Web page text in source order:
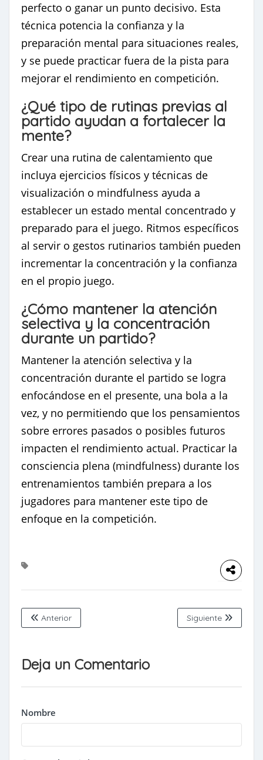
perfecto o ganar un punto decisivo. Esta
técnica potencia la confianza y la
preparación mental para situaciones reales,
y se puede practicar fuera de la pista para
mejorar el rendimiento en competición.
¿Qué tipo de rutinas previas al
partido ayudan a fortalecer la
mente?
Crear una rutina de calentamiento que
incluya ejercicios físicos y técnicas de
visualización o mindfulness ayuda a
establecer un estado mental concentrado y
preparado para el juego. Ritmos específicos
al servir o gestos rutinarios también pueden
incrementar la concentración y la confianza
en el propio juego.
¿Cómo mantener la atención
selectiva y la concentración
durante un partido?
Mantener la atención selectiva y la
concentración durante el partido se logra
enfocándose en el presente, una bola a la
vez, y no permitiendo que los pensamientos
sobre errores pasados o posibles futuros
impacten el rendimiento actual. Practicar la
consciencia plena (mindfulness) durante los
entrenamientos también prepara a los
jugadores para mantener este tipo de
enfoque en la competición.
Anterior Siguiente
Deja un Comentario
Nombre